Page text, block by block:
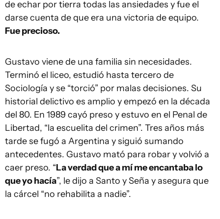
de echar por tierra todas las ansiedades y fue el
darse cuenta de que era una victoria de equipo.
Fue precioso.
Gustavo viene de una familia sin necesidades.
Terminó el liceo, estudió hasta tercero de
Sociología y se “torció” por malas decisiones. Su
historial delictivo es amplio y empezó en la década
del 80. En 1989 cayó preso y estuvo en el Penal de
Libertad, “la escuelita del crimen”. Tres años más
tarde se fugó a Argentina y siguió sumando
antecedentes. Gustavo mató para robar y volvió a
caer preso. “La verdad que a mí me encantaba lo
que yo hacía”, le dijo a Santo y Seña y asegura que
la cárcel “no rehabilita a nadie”.